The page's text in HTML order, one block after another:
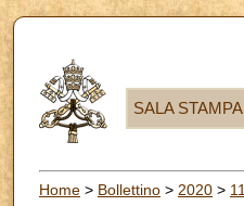
SALA STAMPA
Home > Bollettino > 2020 > 11